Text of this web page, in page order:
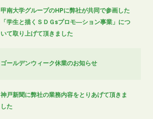
甲南大学グループのHPに弊社が共同で参画した
「学生と描くＳＤＧsプロモ―ション事業」につ
いて取り上げて頂きました
ゴールデンウィーク休業のお知らせ
神戸新聞に弊社の業務内容をとりあげて頂きま
した